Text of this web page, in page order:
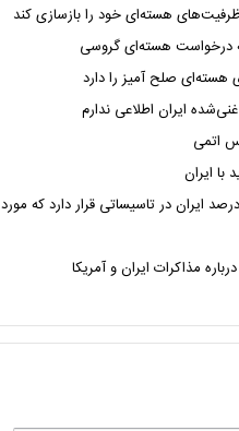
ظرفیت‌های هسته‌ای خود را بازسازی کند
درخواست هسته‌ای گروسی
هسته‌ای صلح آمیز را دارد
ایران اطلاعی ندارم
اتمی
با ایران
گروسی: احتمالا ذخایر اورانیوم ۶۰ درصد ایران در تاسیساتی قرار دارد که مورد
مذاکرات ایران و آمریکا